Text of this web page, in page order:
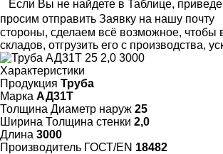
Если Вы не найдете в Таблице,
просим отправить Заявку на нашу почту
стороны, сделаем всё возможное, чтобы
складов, отгрузить его с производства,
Характеристики
Продукция Труба
Марка АД31Т
Толщина Диаметр наруж 25
Ширина Толщина стенки 2,0
Длина 3000
Произво­дитель ГОСТ/EN 18482